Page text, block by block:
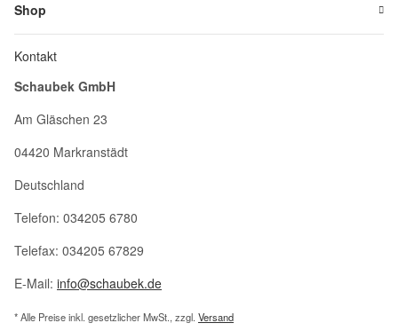
Shop
Kontakt
Schaubek GmbH
Am Gläschen 23
04420 Markranstädt
Deutschland
Telefon: 034205 6780
Telefax: 034205 67829
E-Mail: info@schaubek.de
* Alle Preise inkl. gesetzlicher MwSt., zzgl. Versand